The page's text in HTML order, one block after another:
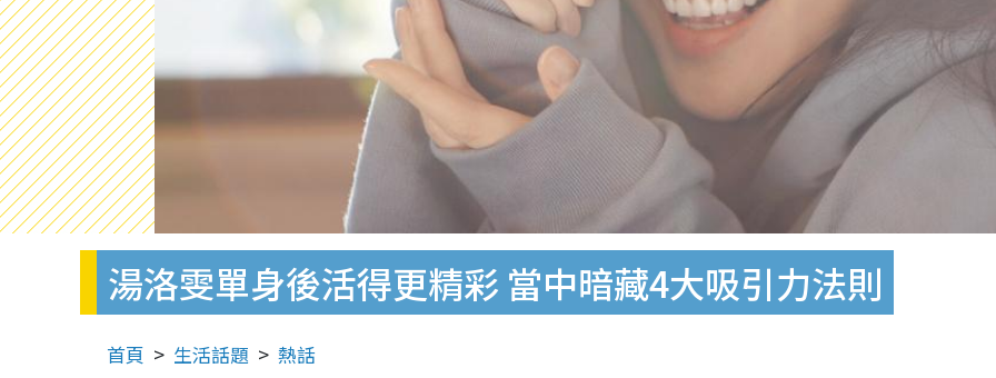
湯洛雯單身後活得更精彩 當中暗藏4大吸引力法則
首頁 生活話題 熱話